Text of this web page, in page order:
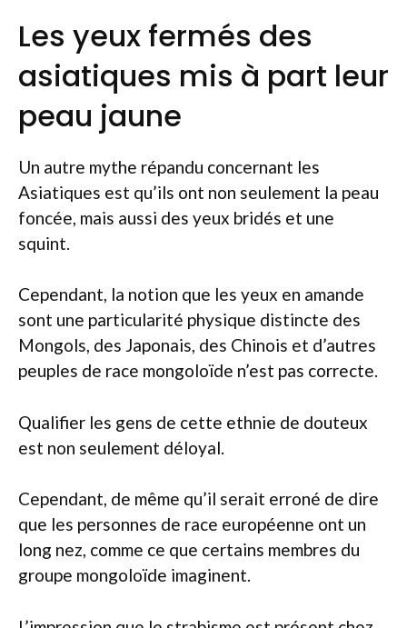
Les yeux fermés des
asiatiques mis à part leur
peau jaune
Un autre mythe répandu concernant les
Asiatiques est qu’ils ont non seulement la peau
foncée, mais aussi des yeux bridés et une
squint.
Cependant, la notion que les yeux en amande
sont une particularité physique distincte des
Mongols, des Japonais, des Chinois et d’autres
peuples de race mongoloïde n’est pas correcte.
Qualifier les gens de cette ethnie de douteux
est non seulement déloyal.
Cependant, de même qu’il serait erroné de dire
que les personnes de race européenne ont un
long nez, comme ce que certains membres du
groupe mongoloïde imaginent.